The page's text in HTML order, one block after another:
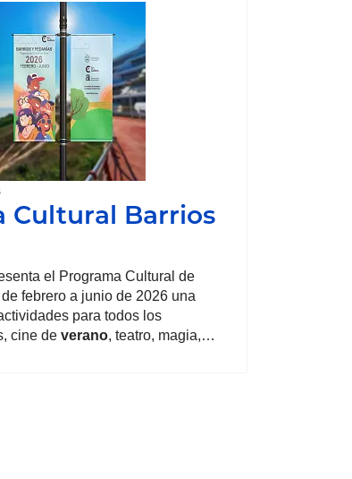
Ciudad de Elche (OSCE)
Cultural Barrios
el Programa Cultural de
febrero a junio de 2026 una
para todos los
cine de verano, teatro, magia,…